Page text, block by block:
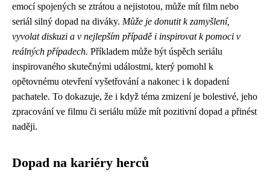
emocí spojených se ztrátou a nejistotou, může mít film nebo
seriál silný dopad na diváky. Může je donutit k zamyšlení,
vyvolat diskuzi a v nejlepším případě i inspirovat k pomoci v
reálných případech. Příkladem může být úspěch seriálu
inspirovaného skutečnými událostmi, který pomohl k
opětovnému otevření vyšetřování a nakonec i k dopadení
pachatele. To dokazuje, že i když téma zmizení je bolestivé, jeho
zpracování ve filmu či seriálu může mít pozitivní dopad a přinést
naději.
Dopad na kariéry herců